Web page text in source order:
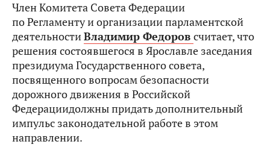
Член Комитета Совета Федерации
по Регламенту и организации парламентской
деятельностиВладимир Федоров считает, что
решения состоявшегося в Ярославле заседания
президиума Государственного совета,
посвященного вопросам безопасности
дорожного движения в Российской
Федерациидолжны придать дополнительный
импульс законодательной работе в этом
направлении.